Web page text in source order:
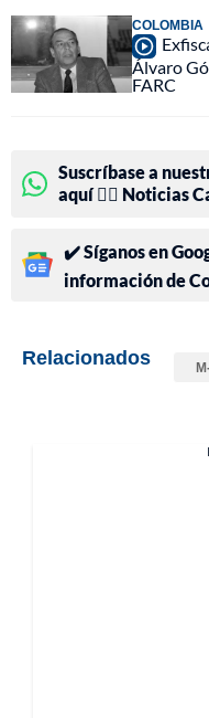
COLOMBIA
Álvaro
FARC
Suscríbase a
aquí 👉🏻 Noticias
✔️ Síganos en
información de
Relacionados